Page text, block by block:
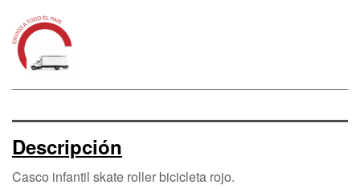
Descripción
Casco infantil skate roller bicicleta rojo.